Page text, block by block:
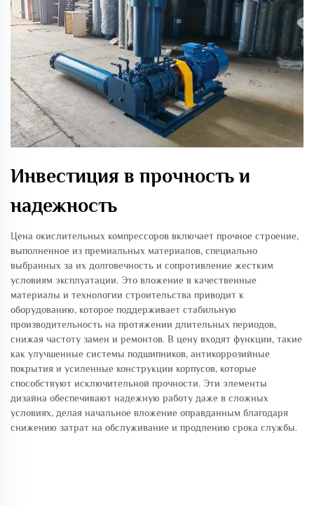
Инвестиция в прочность и
надежность
Цена окислительных компрессоров включает прочное строение,
выполненное из премиальных материалов, специально
выбранных за их долговечность и сопротивление жестким
условиям эксплуатации. Это вложение в качественные
материалы и технологии строительства приводит к
оборудованию, которое поддерживает стабильную
производительность на протяжении длительных периодов,
снижая частоту замен и ремонтов. В цену входят функции, такие
как улучшенные системы подшипников, антикоррозийные
покрытия и усиленные конструкции корпусов, которые
способствуют исключительной прочности. Эти элементы
дизайна обеспечивают надежную работу даже в сложных
условиях, делая начальное вложение оправданным благодаря
снижению затрат на обслуживание и продлению срока службы.